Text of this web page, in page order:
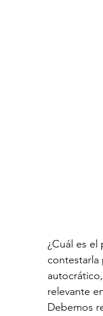
¿Cuál es el
contestarla
relevante
Debemos